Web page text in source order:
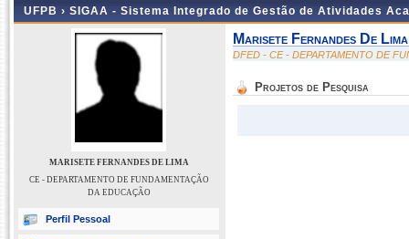
UFPB › SIGAA - Sistema Integrado de Gestão de Atividades
MARISETE FERNANDES DE LIMA
CE - DEPARTAMENTO DE FUNDAMENTAÇÃO
DA EDUCAÇÃO
Perfil Pessoal
Marisete Fernandes De Lima
DFED - CE - DEPARTAMENTO DE
Projetos de Pesquisa